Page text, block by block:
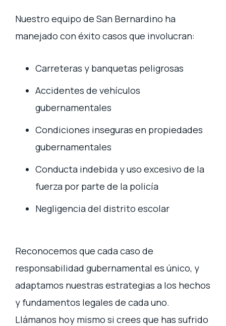
Nuestro equipo de San Bernardino ha
manejado con éxito casos que involucran:
Carreteras y banquetas peligrosas
Accidentes de vehículos
gubernamentales
Condiciones inseguras en propiedades
gubernamentales
Conducta indebida y uso excesivo de la
fuerza por parte de la policía
Negligencia del distrito escolar
Reconocemos que cada caso de
responsabilidad gubernamental es único, y
adaptamos nuestras estrategias a los hechos
y fundamentos legales de cada uno.
Llámanos hoy mismo si crees que has sufrido